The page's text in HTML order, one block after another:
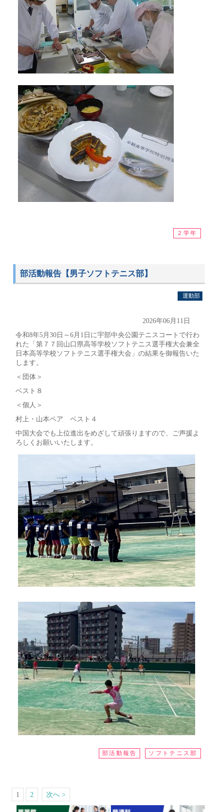
２学年
部活動報告【男子ソフトテニス部】
運動部
2026年06月11日
令和8年5月30日～6月1日に宇部中央公園テニスコートで行わ
れた「第７７回山口県高等学校ソフトテニス選手権大会兼全
日本高等学校ソフトテニス選手権大会」の結果を御報告いた
します。
＜団体＞
ベスト８
＜個人＞
村上・山本ペア ベスト４
中国大会でも上位進出をめざして頑張りますので、ご声援よ
ろしくお願いいたします。
部活動報告 ソフトテニス部
1 2 次へ >